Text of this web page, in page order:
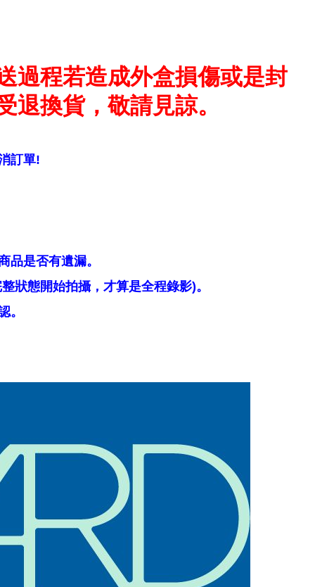
過程若造成外盒損傷或是封
換貨，敬請見諒。
訂單!
品是否有遺漏。
狀態開始拍攝，才算是全程錄影)。
。